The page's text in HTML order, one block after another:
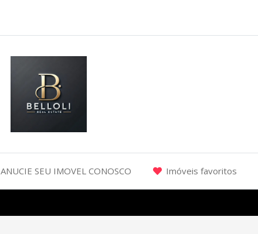
ANUCIE SEU IMOVEL CONOSCO Imóveis favoritos